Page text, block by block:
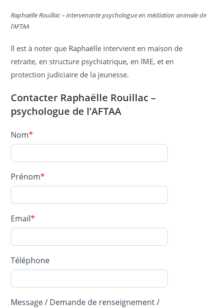
Raphaëlle Rouillac – intervenante psychologue en médiation animale de
l’AFTAA
Il est à noter que Raphaëlle intervient en maison de
retraite, en structure psychiatrique, en IME, et en
protection judiciaire de la jeunesse.
Contacter Raphaëlle Rouillac –
psychologue de l’AFTAA
Contact
–
ROUILLAC
Raphaelle
Nom*
Prénom*
Email*
Téléphone
Message / Demande de renseignement /